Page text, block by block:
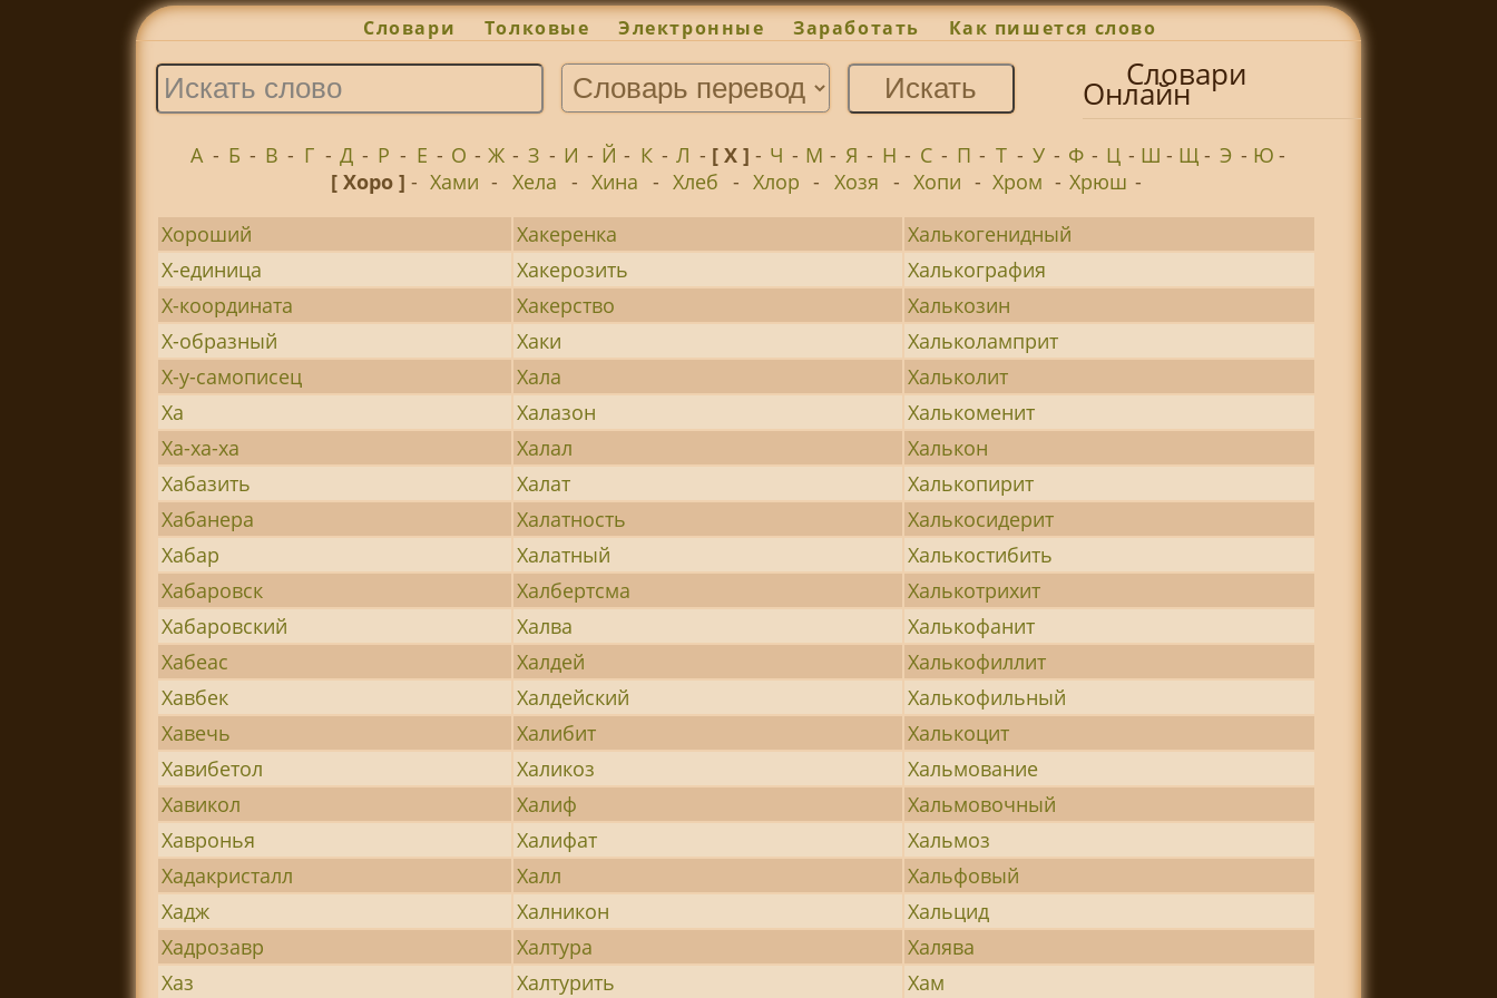
Словари Толковые Электронные Заработать Как пишется слово
Словари
Онлайн
А - Б - В - Г - Д - Р - Е - О - Ж - З - И - Й - К - Л - [ Х ] - Ч - М - Я - Н - С - П - Т - У - Ф - Ц - Ш - Щ- Э - Ю-
[ Хоро ] - Хами - Хела - Хина - Хлеб - Хлор - Хозя - Хопи - Хром - Хрюш -
Хороший
Хакеренка
Халькогенидный
Х-единица
Хакерозить
Халькография
Х-координата
Хакерство
Халькозин
Х-образный
Хаки
Хальколамприт
Х-у-самописец
Хала
Хальколит
Ха
Халазон
Халькоменит
Ха-ха-ха
Халал
Халькон
Хабазить
Халат
Халькопирит
Хабанера
Халатность
Халькосидерит
Хабар
Халатный
Халькостибить
Хабаровск
Халбертсма
Халькотрихит
Хабаровский
Халва
Халькофанит
Хабеас
Халдей
Халькофиллит
Хавбек
Халдейский
Халькофильный
Хавечь
Халибит
Халькоцит
Хавибетол
Халикоз
Хальмование
Хавикол
Халиф
Хальмовочный
Хавронья
Халифат
Хальмоз
Хадакристалл
Халл
Хальфовый
Хадж
Халникон
Хальцид
Хадрозавр
Халтура
Халява
Хаз
Халтурить
Хам